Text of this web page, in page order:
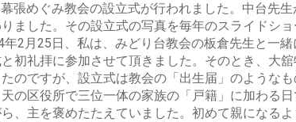
張めぐみ教会の設立式が行われました。中台先
ました。その設立式の写真を毎年のスライドシ
年2月25日、私は、みどり台教会の板倉先生と一
初礼拝に参加させて頂きました。そのとき、大
のですが、設立式は教会の「出生届」のような
の区役所で三位一体の家族の「戸籍」に加わる
、主を褒めたたえていました。初めて親になる